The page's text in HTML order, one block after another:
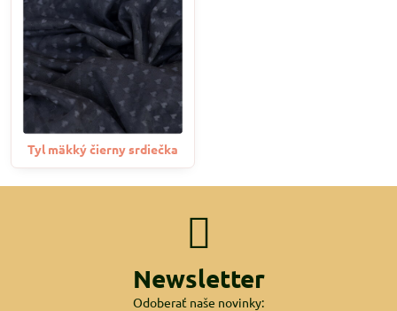
Tyl mäkký čierny srdiečka
Newsletter
Odoberať naše novinky: